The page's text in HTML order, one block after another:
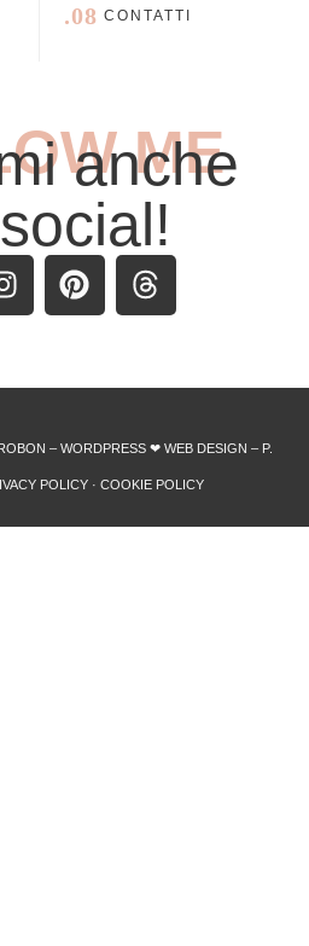
.08 CONTATTI
ME
anche
– WORDPRESS ❤︎ WEB DESIGN – P.
POLICY · COOKIE POLICY